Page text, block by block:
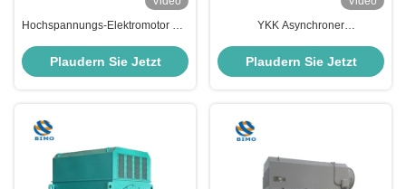
Hochspannungs-Elektromotor der
Ring Elektromotor
Plaudern Sie Jetzt
YKK Asynchroner
Horizontalemontierter Motor
6000V 800KW
Plaudern Sie Jetzt